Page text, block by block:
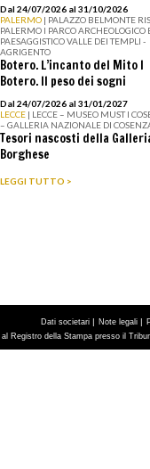
Dal 24/07/2026 al 31/10/2026
PALERMO | PALAZZO BELMONTE
PALERMO I PARCO ARCHEOLOGICO
PAESAGGISTICO VALLE DEI TEMPLI -
AGRIGENTO
Botero. L’incanto del Mito I
Botero. Il peso dei sogni
Dal 24/07/2026 al 31/01/2027
LECCE | LECCE – MUSEO MUST I
– GALLERIA NAZIONALE DI
Tesori nascosti della
Borghese
LEGGI TUTTO >
Dati societari | Note legali |
Registro della Stampa presso il